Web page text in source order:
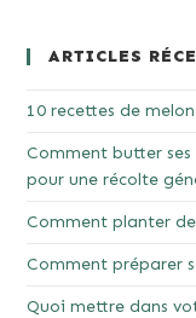
ARTICLES
10 recettes de
Comment butter
pour une récolte
Comment planter
Comment préparer
Quoi mettre dans